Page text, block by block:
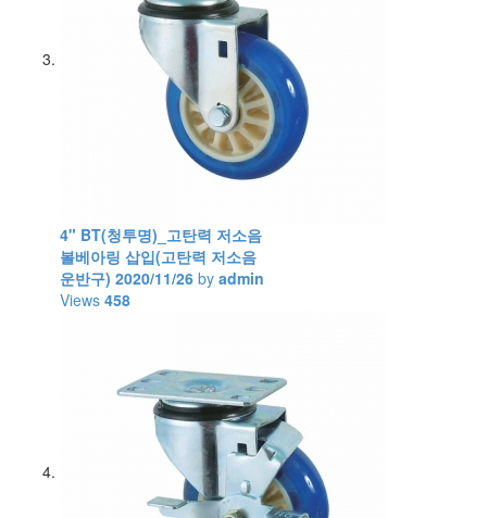
4" BT(청투명)_고탄력 저소음
볼베아링 삽입(고탄력 저소음
운반구) 2020/11/26 by admin
Views 458